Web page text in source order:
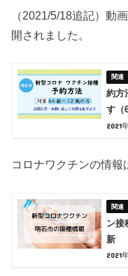
（2021/5/18追記）動
開されました。
約方
す（
2021
コロナワクチンの情報
ン接
新
2021